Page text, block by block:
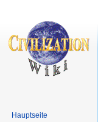
Hauptseite